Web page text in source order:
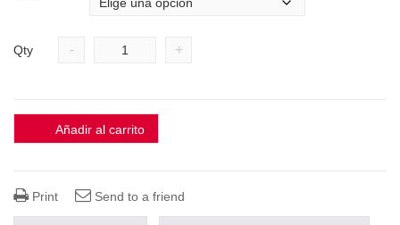
Qty - +
Añadir al carrito
Print Send to a friend